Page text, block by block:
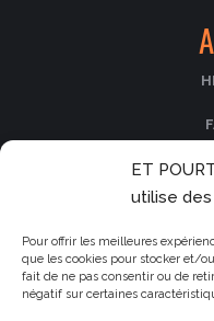
ET
utilise
Pour offrir les meilleures
que les cookies pour stocker et/
fait de ne pas consentir ou de
négatif sur certaines
Nos
Le